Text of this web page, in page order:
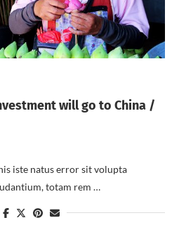
will go to China /
iste natus error sit volupta
totam rem …